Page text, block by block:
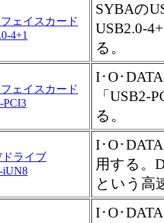
ェイスカード
4+1
SYBAの
USB2.0-
る。
ェイスカード
PCI3
I･O･
「USB2-
る。
ライブ
iUN8
I･O･
用する。
という高
I･O･